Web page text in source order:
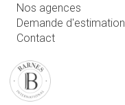
Nos agences
Demande d'estimation
Contact
FAQ